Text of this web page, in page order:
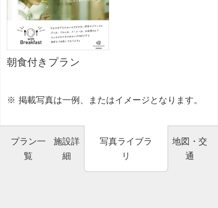
朝食付きプラン
掲載写真は一例、またはイメージとなります。
プラン一
覧
施設詳
細
写真ライブラ
リ
地図・交
通